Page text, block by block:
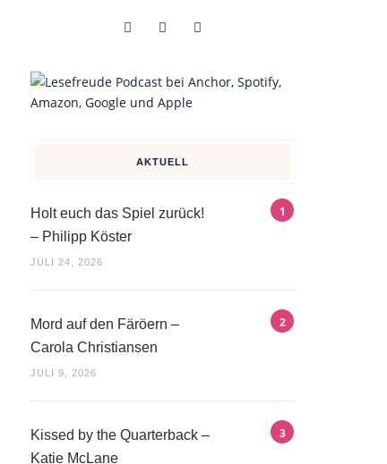
AKTUELL
Holt euch das Spiel zurück!
– Philipp Köster
JULI 24, 2026
Mord auf den Färöern –
Carola Christiansen
JULI 9, 2026
Kissed by the Quarterback –
Katie McLane